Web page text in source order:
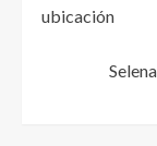
ubicación